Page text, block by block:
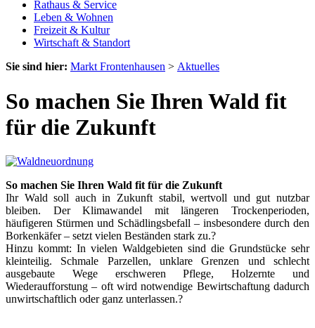
Rathaus & Service
Leben & Wohnen
Freizeit & Kultur
Wirtschaft & Standort
Sie sind hier: Markt Frontenhausen > Aktuelles
So machen Sie Ihren Wald fit
für die Zukunft
So machen Sie Ihren Wald fit für die Zukunft
Ihr Wald soll auch in Zukunft stabil, wertvoll und gut nutzbar
bleiben. Der Klimawandel mit längeren Trockenperioden,
häufigeren Stürmen und Schädlingsbefall – insbesondere durch den
Borkenkäfer – setzt vielen Beständen stark zu.?
Hinzu kommt: In vielen Waldgebieten sind die Grundstücke sehr
kleinteilig. Schmale Parzellen, unklare Grenzen und schlecht
ausgebaute Wege erschweren Pflege, Holzernte und
Wiederaufforstung – oft wird notwendige Bewirtschaftung dadurch
unwirtschaftlich oder ganz unterlassen.?